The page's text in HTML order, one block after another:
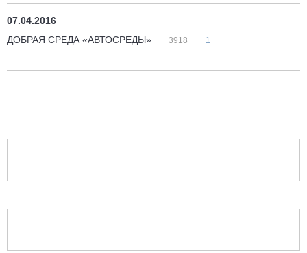
07.04.2016
ДОБРАЯ СРЕДА «АВТОСРЕДЫ»
3918 1